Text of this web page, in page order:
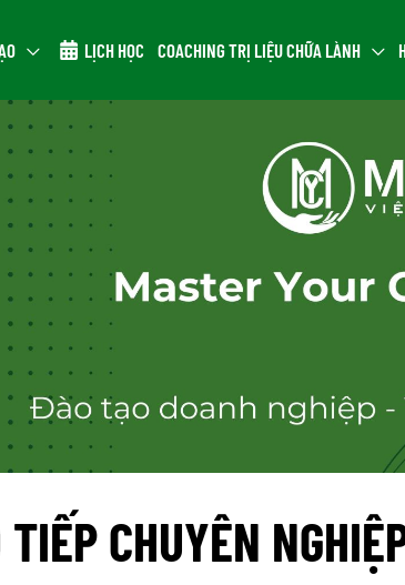
LỊCH HỌC COACHING TRỊ LIỆU CHỮA LÀNH
CHUYÊN